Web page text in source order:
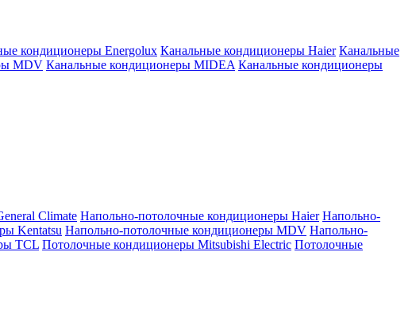
кондиционеры Energolux Канальные кондиционеры Haier Канальные
MDV Канальные кондиционеры MIDEA Канальные кондиционеры
Climate Напольно-потолочные кондиционеры Haier Напольно-
Kentatsu Напольно-потолочные кондиционеры MDV Напольно-
TCL Потолочные кондиционеры Mitsubishi Electric Потолочные